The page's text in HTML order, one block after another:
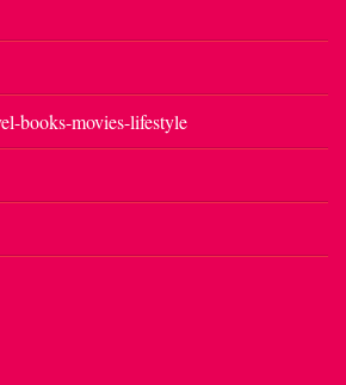
books-movies-lifestyle